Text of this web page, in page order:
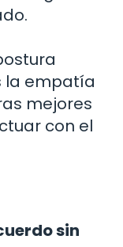
la empatía
mejores
con el
sin